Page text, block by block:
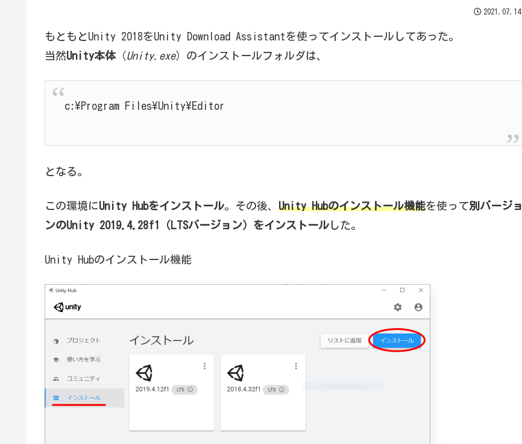
2021.07.14
もともとUnity 2018をUnity Download Assistantを使ってインストールしてあった。
当然Unity本体（Unity.exe）のインストールフォルダは、
c:\Program Files\Unity\Editor
となる。
この環境にUnity Hubをインストール。その後、 Unity Hubのインストール機能を使って別バージョ
ンのUnity 2019.4.28f1（LTSバージョン）をインストールした。
Unity Hubのインストール機能